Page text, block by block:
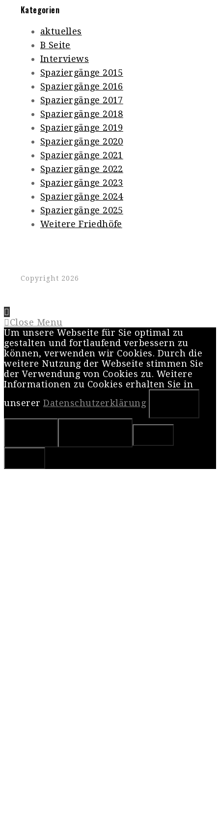
Kategorien
aktuelles
B Seite
Interviews
Spaziergänge 2015
Spaziergänge 2016
Spaziergänge 2017
Spaziergänge 2018
Spaziergänge 2019
Spaziergänge 2020
Spaziergänge 2021
Spaziergänge 2022
Spaziergänge 2023
Spaziergänge 2024
Spaziergänge 2025
Weitere Friedhöfe
Copyright 2026
Close Menu
Um unsere Webseite für Sie optimal zu
gestalten und fortlaufend verbessern zu
können, verwenden wir Cookies. Durch die
weitere Nutzung der Webseite stimmen Sie
der Verwendung von Cookies zu. Weitere
Informationen zu Cookies erhalten Sie in
unserer Datenschutzerklärung